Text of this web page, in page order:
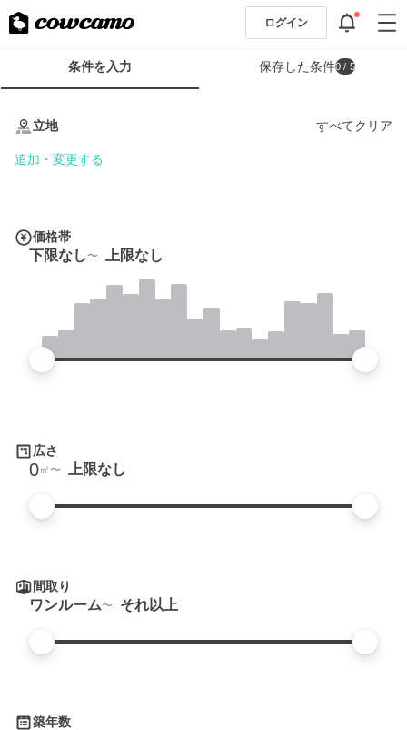
ログイン
条
条件を入力 保存した条件0 / 5
立地 すべてクリア
追加・変更する
価格帯
下限なし 上限なし
広さ
0㎡ 上限なし
間取り
ワンルーム それ以上
築年数